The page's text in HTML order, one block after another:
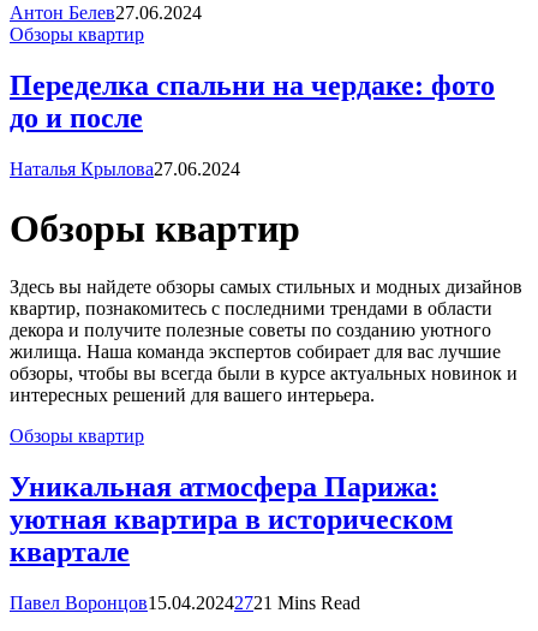
Антон Белев27.06.2024
Обзоры квартир
Переделка спальни на чердаке: фото
до и после
Наталья Крылова27.06.2024
Обзоры квартир
Здесь вы найдете обзоры самых стильных и модных дизайнов
квартир, познакомитесь с последними трендами в области
декора и получите полезные советы по созданию уютного
жилища. Наша команда экспертов собирает для вас лучшие
обзоры, чтобы вы всегда были в курсе актуальных новинок и
интересных решений для вашего интерьера.
Обзоры квартир
Уникальная атмосфера Парижа:
уютная квартира в историческом
квартале
Павел Воронцов15.04.20242721 Mins Read